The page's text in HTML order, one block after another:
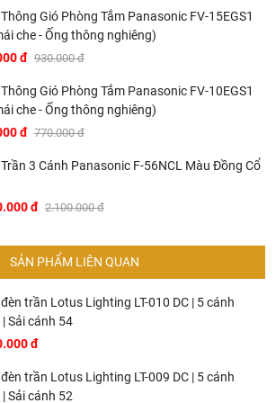
với những nơi có diện tích lớn.
trang:Quạt được thiết kế nhỏ gọn với
vừa giúp tiết kiệm không gian, vừa
sắc tươi mới cho căn phòng của bạn.
Panasonic chính hãng và giá rẻ
đơn vị cung cấp sản phẩm
thức và chính hãng tại Việt Nam, chúng
chính hãng.
tôi có rất nhiềuchương trình khuyến
chi tiết vui lòng chat hoặc gọi điện
tư vấn chi tiết
chúng tôi cam kết:
phẩm chính hãng, nếu phát hiện ra
Gió Phòng Tắm Panasonic FV-15EGS1
che - Ống thông nghiêng)
đ 930.000 đ
Gió Phòng Tắm Panasonic FV-10EGS1
che - Ống thông nghiêng)
đ 770.000 đ
3 Cánh Panasonic F-56NCL Màu Đồng Cổ
đ 2.100.000 đ
SẢN PHẨM LIÊN QUAN
trần Lotus Lighting LT-010 DC | 5 cánh
Sải cánh 54
đ
trần Lotus Lighting LT-009 DC | 5 cánh
Sải cánh 52